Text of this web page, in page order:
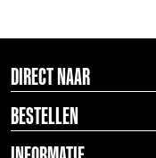
DIRECT NAAR
BESTELLEN